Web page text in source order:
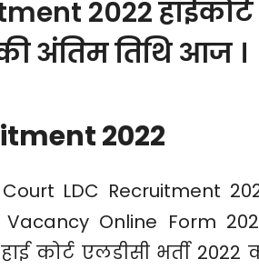
2022 हाईकोर्ट
अंतिम तिथि आज ।
2022
LDC Recruitment
Online Form
कोर्ट एलडीसी भर्ती 2022